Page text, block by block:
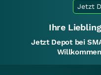
Jetzt
Ihre
Jetzt Depot bei